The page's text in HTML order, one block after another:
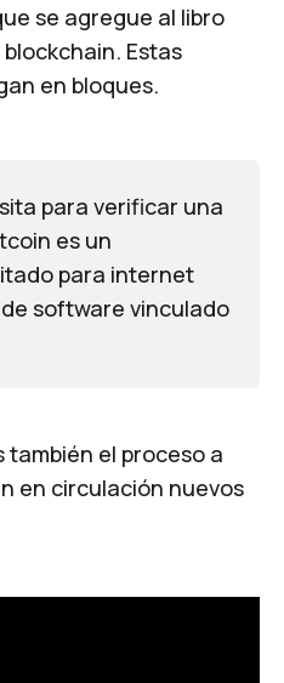
se agregue al libro
Estas
en bloques.
para verificar una
es un
para internet
software vinculado
también el proceso a
en circulación nuevos